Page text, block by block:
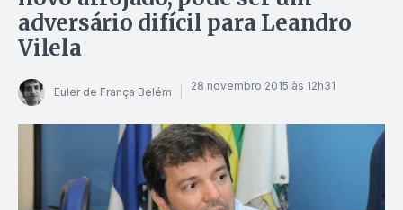
adversário difícil para Leandro
Vilela
Euler de França Belém 28 novembro 2015 às 12h31